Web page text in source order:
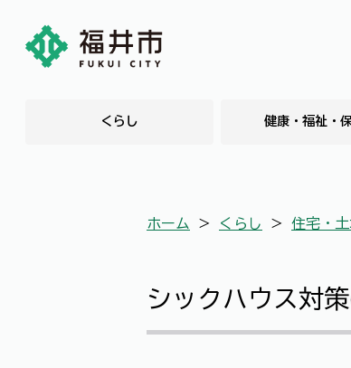
くらし 健康・福祉・
ホーム ＞ くらし ＞ 住宅・
シックハウス対